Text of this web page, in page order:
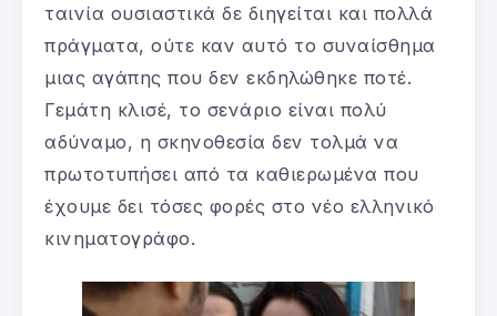
ταινία ουσιαστικά δε διηγείται και πολλά
πράγματα, ούτε καν αυτό το συναίσθημα
μιας αγάπης που δεν εκδηλώθηκε ποτέ.
Γεμάτη κλισέ, το σενάριο είναι πολύ
αδύναμο, η σκηνοθεσία δεν τολμά να
πρωτοτυπήσει από τα καθιερωμένα που
έχουμε δει τόσες φορές στο νέο ελληνικό
κινηματογράφο.